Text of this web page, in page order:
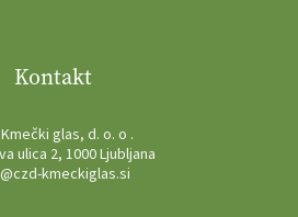
Kontakt
glas, d. o. o .
ulica 2, 1000 Ljubljana
kmeckiglas.si